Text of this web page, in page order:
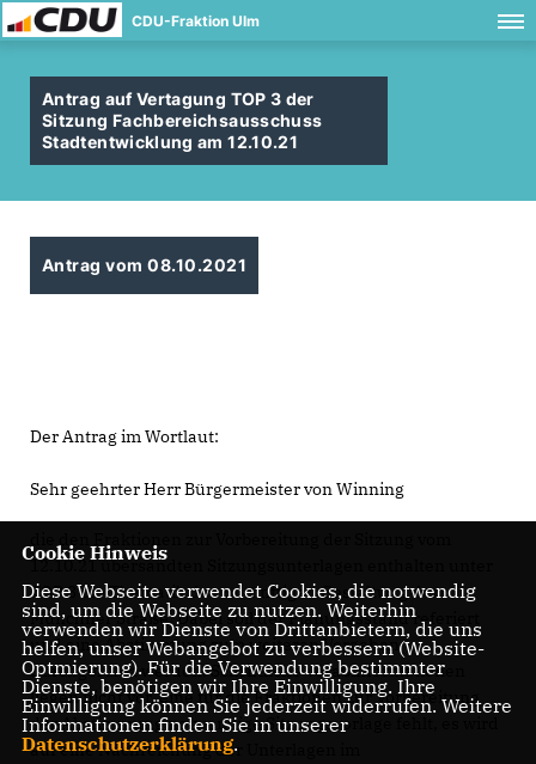
CDU-Fraktion Ulm
Antrag auf Vertagung TOP 3 der
Sitzung Fachbereichsausschuss
Stadtentwicklung am 12.10.21
Antrag vom 08.10.2021
Der Antrag im Wortlaut:
Sehr geehrter Herr Bürgermeister von Winning
12.10.21 übersandten Sitzungsunterlagen enthalten unter
TOP 3 die Thematik der zukünftigen Gestaltung der
Münchner Straße. Dabei soll der Planungsstand referiert
und eine Abstimmung zum weiteren Vorgehen
durchgeführt werden. Schriftliche Vorabinformationen
liegen nicht vor, eine für die Fraktionen zur Vorbereitung
der Abstimmung notwendige Sitzungsvorlage fehlt, es wird
auf eine Nachreichung der Unterlagen im
Cookie Hinweis
Diese Webseite verwendet Cookies, die notwendig
sind, um die Webseite zu nutzen. Weiterhin
verwenden wir Dienste von Drittanbietern, die uns
helfen, unser Webangebot zu verbessern (Website-
Optmierung). Für die Verwendung bestimmter
Dienste, benötigen wir Ihre Einwilligung. Ihre
Einwilligung können Sie jederzeit widerrufen. Weitere
Informationen finden Sie in unserer
Datenschutzerklärung.